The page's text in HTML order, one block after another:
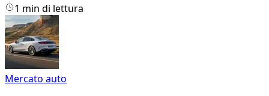
1 min di lettura
Mercato auto